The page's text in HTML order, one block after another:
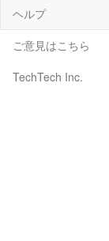
ヘルプ
ご意見はこちら
TechTech Inc.